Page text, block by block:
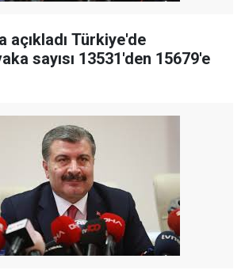
açıkladı Türkiye'de
sayısı 13531'den 15679'e